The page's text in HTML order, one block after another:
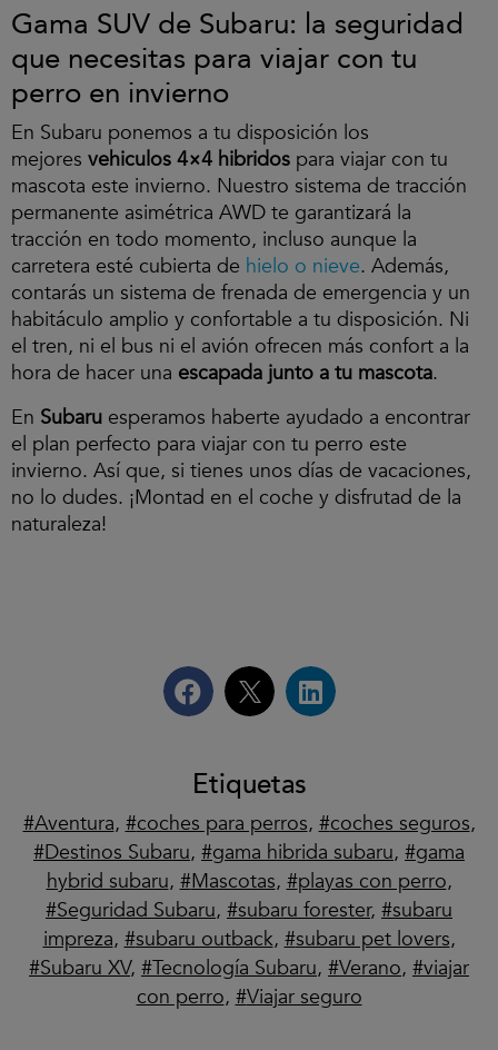
Gama SUV de Subaru: la seguridad
que necesitas para viajar con tu
perro en invierno
En Subaru ponemos a tu disposición los
mejores vehiculos 4×4 hibridos para viajar con tu
mascota este invierno. Nuestro sistema de tracción
permanente asimétrica AWD te garantizará la
tracción en todo momento, incluso aunque la
carretera esté cubierta de hielo o nieve. Además,
contarás un sistema de frenada de emergencia y un
habitáculo amplio y confortable a tu disposición. Ni
el tren, ni el bus ni el avión ofrecen más confort a la
hora de hacer una escapada junto a tu mascota.
En Subaru esperamos haberte ayudado a encontrar
el plan perfecto para viajar con tu perro este
invierno. Así que, si tienes unos días de vacaciones,
no lo dudes. ¡Montad en el coche y disfrutad de la
naturaleza!
Etiquetas
Aventura, coches para perros, coches seguros,
Destinos Subaru, gama hibrida subaru,
gama
hybrid subaru, Mascotas, playas con perro,
Seguridad Subaru, subaru forester,
subaru
impreza, subaru outback, subaru pet lovers,
Subaru XV, Tecnología Subaru, Verano,
viajar
con perro, Viajar seguro